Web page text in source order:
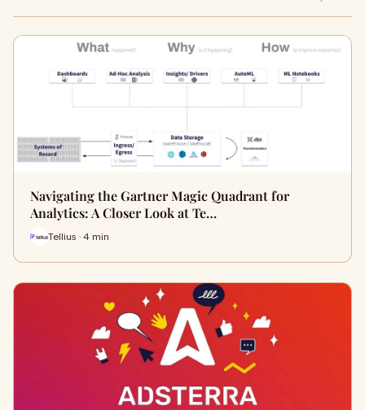
Navigating the Gartner Magic Quadrant for
Analytics: A Closer Look at Te…
Tellius · 4 min